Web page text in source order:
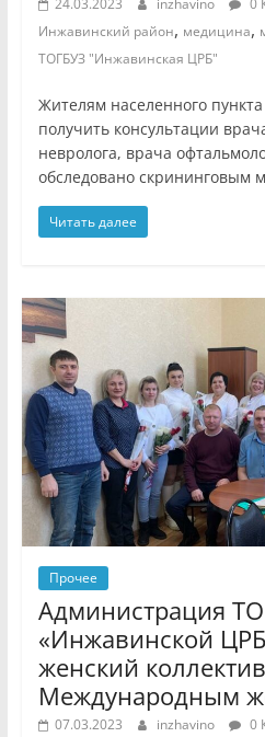
Инжавинский район, медицина,
ТОГБУЗ "Инжавинская ЦРБ"
Жителям населенного
получить консультации
невролога, врача
обследовано скрининговым
Читать далее
Прочее
Администрация
«Инжавинской
женский
Международным
07.03.2023 inzhavino 0